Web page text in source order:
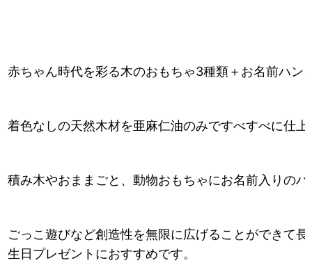
赤ちゃん時代を彩る木のおもちゃ3種類＋お名前ハン
着色なしの天然木材を亜麻仁油のみですべすべに仕
積み木やおままごと、動物おもちゃにお名前入りの
ごっこ遊びなど創造性を無限に広げることができて
生日プレゼントにおすすめです。